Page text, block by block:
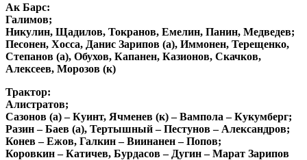
Ак Барс:
Галимов;
Никулин, Щадилов, Токранов, Емелин, Панин, Медведев;
Песонен, Хосса, Данис Зарипов (а), Иммонен, Терещенко,
Степанов (а), Обухов, Капанен, Казионов, Скачков,
Алексеев, Морозов (к)
Трактор:
Алистратов;
Сазонов (а) – Куинт, Ячменев (к) – Вампола – Кукумберг;
Разин – Баев (а), Тертышный – Пестунов – Александров;
Конев – Ежов, Галкин – Виинанен – Попов;
Коровкин – Катичев, Бурдасов – Дугин – Марат Зарипов